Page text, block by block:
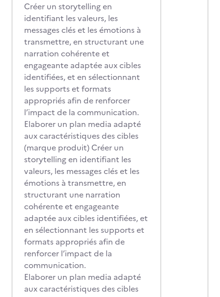
Créer un storytelling en
identifiant les valeurs, les
messages clés et les émotions à
transmettre, en structurant une
narration cohérente et
engageante adaptée aux cibles
identifiées, et en sélectionnant
les supports et formats
appropriés afin de renforcer
l’impact de la communication.
Elaborer un plan media adapté
aux caractéristiques des cibles
(marque produit) Créer un
storytelling en identifiant les
valeurs, les messages clés et les
émotions à transmettre, en
structurant une narration
cohérente et engageante
adaptée aux cibles identifiées, et
en sélectionnant les supports et
formats appropriés afin de
renforcer l’impact de la
communication.
Elaborer un plan media adapté
aux caractéristiques des cibles